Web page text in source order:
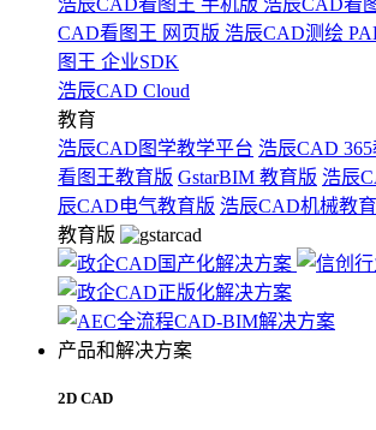
浩辰CAD看图王 手机版 浩辰CAD看
CAD看图王 网页版 浩辰CAD测绘
图王 企业SDK
浩辰CAD Cloud
教育
浩辰CAD图学教学平台 浩辰CAD
看图王教育版 GstarBIM 教育版 浩辰
辰CAD电气教育版 浩辰CAD机械教
教育版
产品和解决方案
2D CAD